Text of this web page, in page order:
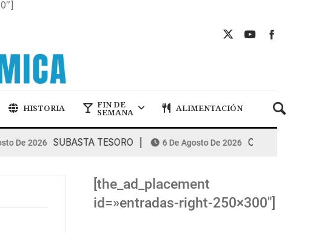
HISTORIA FIN DE
SEMANA ALIMENTACIÓN
2026 SUBASTA TESORO 6 De Agosto De 2026 COMBUSTIBLES: la
[the_ad_placement
id=»entradas-right-250×300″]